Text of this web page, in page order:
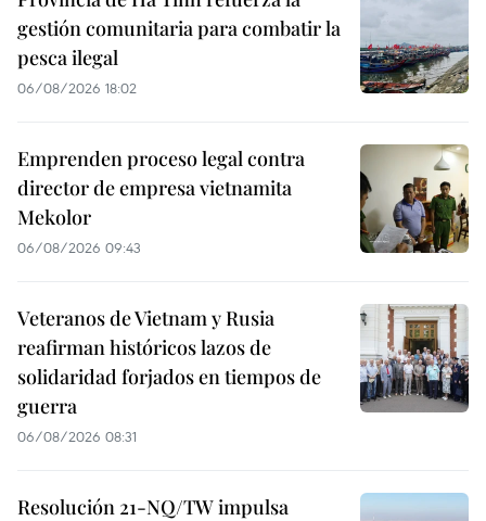
gestión comunitaria para combatir la
pesca ilegal
06/08/2026 18:02
Emprenden proceso legal contra
director de empresa vietnamita
Mekolor
06/08/2026 09:43
Veteranos de Vietnam y Rusia
reafirman históricos lazos de
solidaridad forjados en tiempos de
guerra
06/08/2026 08:31
Resolución 21-NQ/TW impulsa